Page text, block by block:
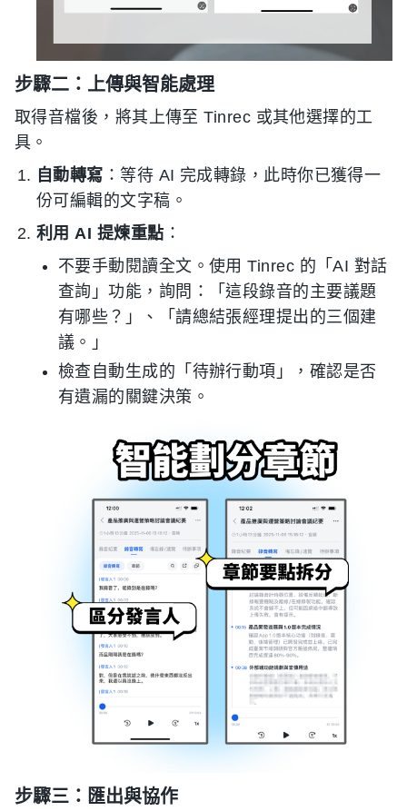
步驟二：上傳與智能處理
取得音檔後，將其上傳至 Tinrec 或其他選擇的工
具。
自動轉寫 ：等待 AI 完成轉錄，此時你已獲得一
份可編輯的文字稿。
利用 AI 提煉重點 ：
不要手動閱讀全文。使用 Tinrec 的「AI 對話
查詢」功能，詢問：「這段錄音的主要議題
有哪些？」、「請總結張經理提出的三個建
議。」
檢查自動生成的「待辦行動項」，確認是否
有遺漏的關鍵決策。
步驟三：匯出與協作